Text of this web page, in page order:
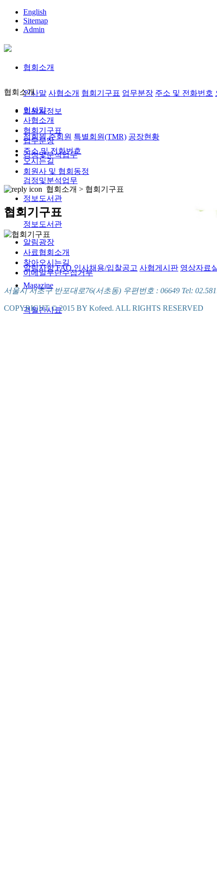
English
Sitemap
Admin
협회소개
인사말 사협소개 협회기구표 업무분장 주소 및 전화번호
회원사정보
정회원,준회원 특별회원(TMR) 공장현황
검정및분석업무
검정및분석업무
정보도서관
정보도서관
알림광장
알림사항 FAQ 인사채용/입찰공고 사협게시판 영상자료
Magazine
격월간사료
협회소개
인사말
사협소개
협회기구표
업무분장
주소 및 전화번호
오시는길
회원사 및 협회동정
협회소개 > 협회기구표
협회기구표
사료협회소개
찾아오시는길
이메일무단수집거부
서울시 서초구 반포대로76(서초동) 우편번호 : 06649 Tel:
COPYRIGHT © 2015 BY Kofeed. ALL RIGHTS RESERVED